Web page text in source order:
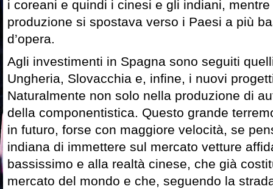
i coreani e quindi i cinesi e gli indiani,
produzione si spostava verso i Paesi a più
d’opera.
Agli investimenti in Spagna sono seguiti
Ungheria, Slovacchia e, infine, i nuovi
Naturalmente non solo nella produzione di
della componentistica. Questo grande
in futuro, forse con maggiore velocità, se
indiana di immettere sul mercato vetture
bassissimo e alla realtà cinese, che già
mercato del mondo e che, seguendo la